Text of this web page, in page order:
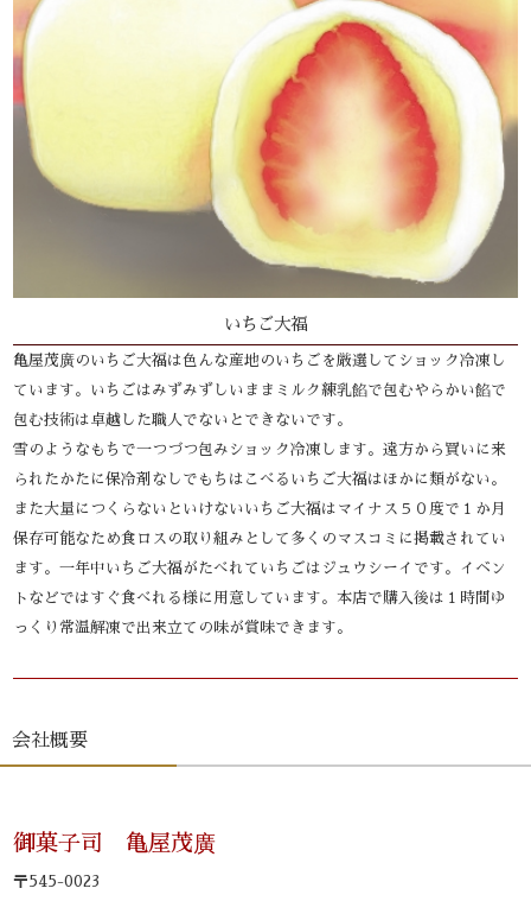
いちご大福
亀屋茂廣のいちご大福は色んな産地のいちごを厳選してショック冷凍し
ています。いちごはみずみずしいままミルク練乳餡で包むやらかい餡で
包む技術は卓越した職人でないとできないです。
雪のようなもちで一つづつ包みショック冷凍します。遠方から買いに来
られたかたに保冷剤なしでもちはこべるいちご大福はほかに類がない。
また大量につくらないといけないいちご大福はマイナス５０度で１か月
保存可能なため食ロスの取り組みとして多くのマスコミに掲載されてい
ます。一年中いちご大福がたべれていちごはジュウシーイです。イベン
トなどではすぐ食べれる様に用意しています。本店で購入後は１時間ゆ
っくり常温解凍で出来立ての味が賞味できます。
会社概要
御菓子司 亀屋茂廣
〒545-0023